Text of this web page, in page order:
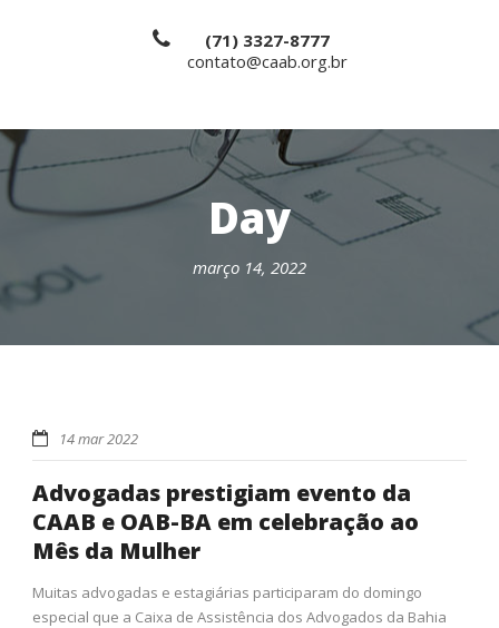
(71) 3327-8777
contato@caab.org.br
Day
março 14, 2022
14 mar 2022
Advogadas prestigiam evento da
CAAB e OAB-BA em celebração ao
Mês da Mulher
Muitas advogadas e estagiárias participaram do domingo
especial que a Caixa de Assistência dos Advogados da Bahia